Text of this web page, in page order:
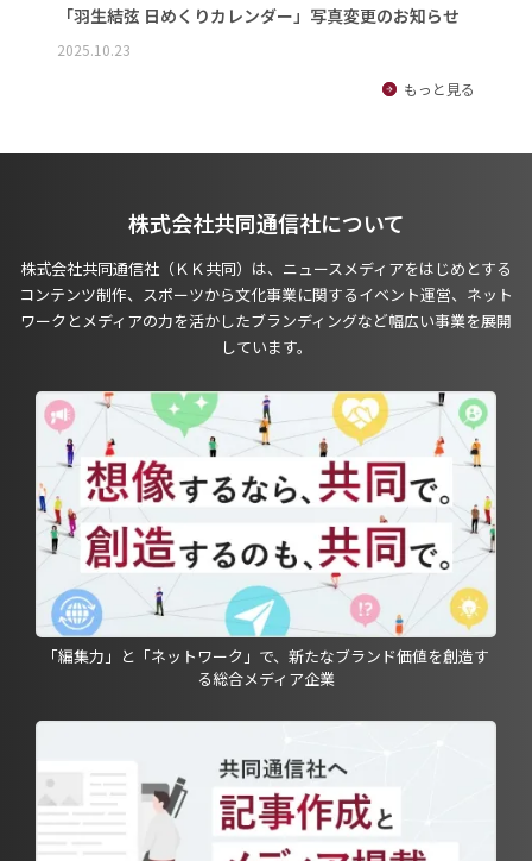
「羽生結弦 日めくりカレンダー」写真変更のお知らせ
2025.10.23
もっと見る
株式会社共同通信社について
株式会社共同通信社（ＫＫ共同）は、ニュースメディアをはじめとする
コンテンツ制作、スポーツから文化事業に関するイベント運営、ネット
ワークとメディアの力を活かしたブランディングなど幅広い事業を展開
しています。
「編集力」と「ネットワーク」で、新たなブランド価値を創造す
る総合メディア企業